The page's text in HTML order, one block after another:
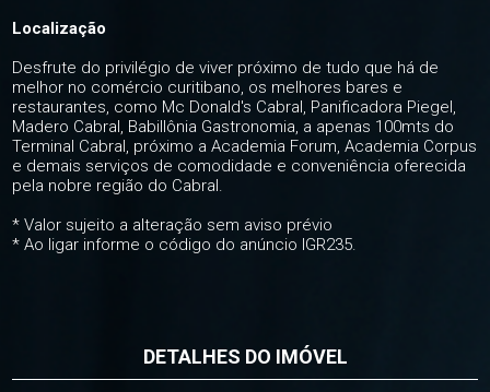
Localização
Desfrute do privilégio de viver próximo de tudo que há de
melhor no comércio curitibano, os melhores bares e
restaurantes, como Mc Donald's Cabral, Panificadora Piegel,
Madero Cabral, Babillônia Gastronomia, a apenas 100mts do
Terminal Cabral, próximo a Academia Forum, Academia Corpus
e demais serviços de comodidade e conveniência oferecida
pela nobre região do Cabral.
* Valor sujeito a alteração sem aviso prévio
* Ao ligar informe o código do anúncio IGR235.
DETALHES DO IMÓVEL